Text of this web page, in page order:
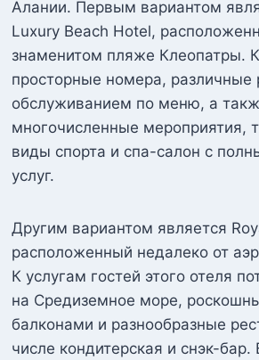
Алании. Первым вариантом
Luxury Beach Hotel,
знаменитом пляже Клеопатры.
просторные номера, различные
обслуживанием по меню, а
многочисленные мероприятия,
виды спорта и спа-салон с
услуг.
Другим вариантом является
расположенный недалеко от
К услугам гостей этого отеля
на Средиземное море,
балконами и разнообразные
числе кондитерская и снэк-бар.